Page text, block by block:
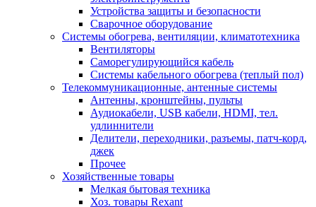
Устройства защиты и безопасности
Сварочное оборудование
Системы обогрева, вентиляции, климатотехника
Вентиляторы
Саморегулирующийся кабель
Системы кабельного обогрева (теплый пол)
Телекоммуникационные, антенные системы
Антенны, кронштейны, пульты
Аудиокабели, USB кабели, HDMI, тел.
удлиннители
Делители, переходники, разъемы, патч-корд,
джек
Прочее
Хозяйственные товары
Мелкая бытовая техника
Хоз. товары Rexant